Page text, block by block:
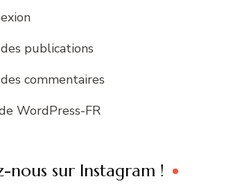
publications
commentaires
WordPress-FR
nous sur Instagram !